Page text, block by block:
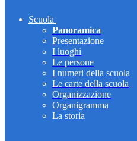
Scuola
Panoramica
Presentazione
I luoghi
Le persone
I numeri della scuola
Le carte della scuola
Organizzazione
Organigramma
La storia